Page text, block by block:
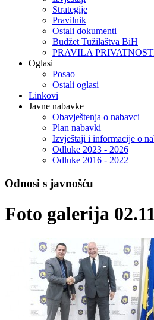
Strategije
Pravilnik
Ostali dokumenti
Budžet Tužilaštva BiH
PRAVILA
Oglasi
Posao
Ostali oglasi
Linkovi
Javne nabavke
Obavještenja o nabavci
Plan nabavki
Izvještaji i informacije o
Odluke 2023 - 2026
Odluke 2016 - 2022
Odnosi s javnošću
Foto galerija